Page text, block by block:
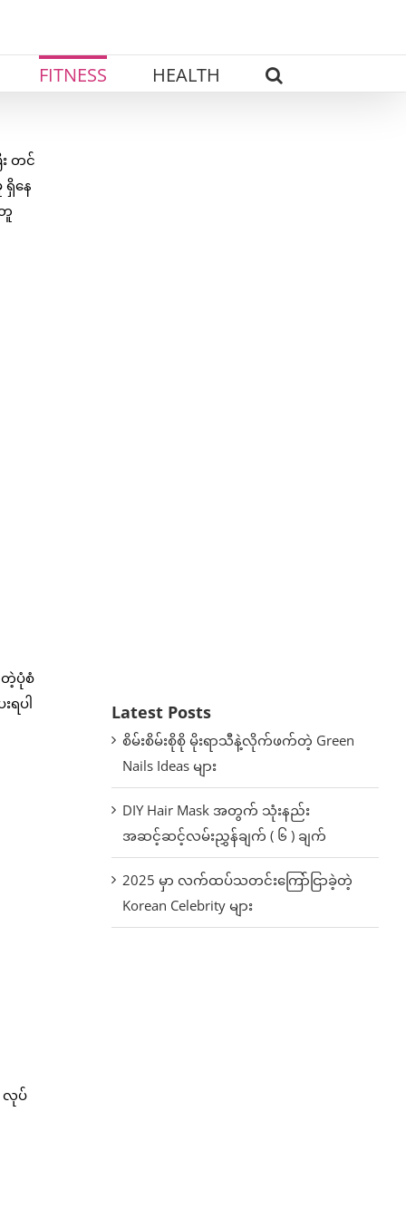
FITNESS HEALTH
တင်
နေ
တဲ့ပုံစံ
ပါ
လုပ်
Latest Posts
စိမ်းစိမ်းစိုစို မိုးရာသီနဲ့လိုက်ဖက်တဲ့ Green
Nails Ideas များ
DIY Hair Mask အတွက် သုံးနည်း
အဆင့်ဆင့်လမ်းညွှန်ချက် ( ၆ ) ချက်
2025 မှာ လက်ထပ်သတင်းကြော်ငြာခဲ့တဲ့
Korean Celebrity များ